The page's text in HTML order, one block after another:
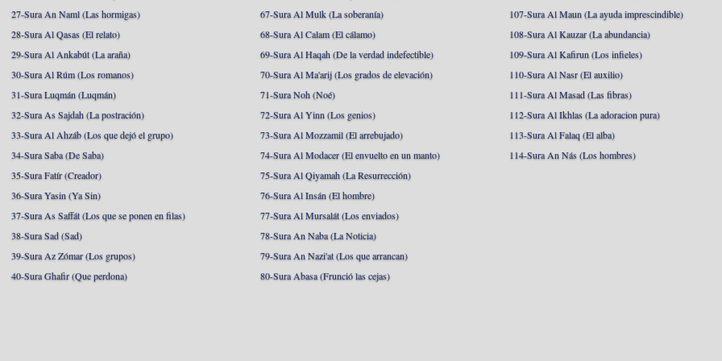
27-Sura An Naml (Las hormigas)
28-Sura Al Qasas (El relato)
29-Sura Al Ankabút (La araña)
30-Sura Al Rúm (Los romanos)
31-Sura Luqmán (Luqmán)
32-Sura As Sajdah (La postración)
33-Sura Al Ahzáb (Los que dejó el grupo)
34-Sura Saba (De Saba)
35-Sura Fatír (Creador)
36-Sura Yasin (Ya Sin)
37-Sura As Saffát (Los que se ponen en filas)
38-Sura Sad (Sad)
39-Sura Az Zómar (Los grupos)
40-Sura Ghafir (Que perdona)
67-Sura Al Mulk (La soberanía)
68-Sura Al Calam (El cálamo)
69-Sura Al Haqah (De la verdad indefectible)
70-Sura Al Ma'arij (Los grados de elevación)
71-Sura Noh (Noé)
72-Sura Al Yinn (Los genios)
73-Sura Al Mozzamil (El arrebujado)
74-Sura Al Modacer (El envuelto en un manto)
75-Sura Al Qiyamah (La Resurrección)
76-Sura Al Insán (El hombre)
77-Sura Al Mursalát (Los enviados)
78-Sura An Naba (La Noticia)
79-Sura An Nazi'at (Los que arrancan)
80-Sura Abasa (Frunció las cejas)
107-Sura Al Maun (La ayuda imprescindible)
108-Sura Al Kauzar (La abundancia)
109-Sura Al Kafirun (Los infieles)
110-Sura Al Nasr (El auxilio)
111-Sura Al Masad (Las fibras)
112-Sura Al Ikhlas (La adoracion pura)
113-Sura Al Falaq (El alba)
114-Sura An Nás (Los hombres)